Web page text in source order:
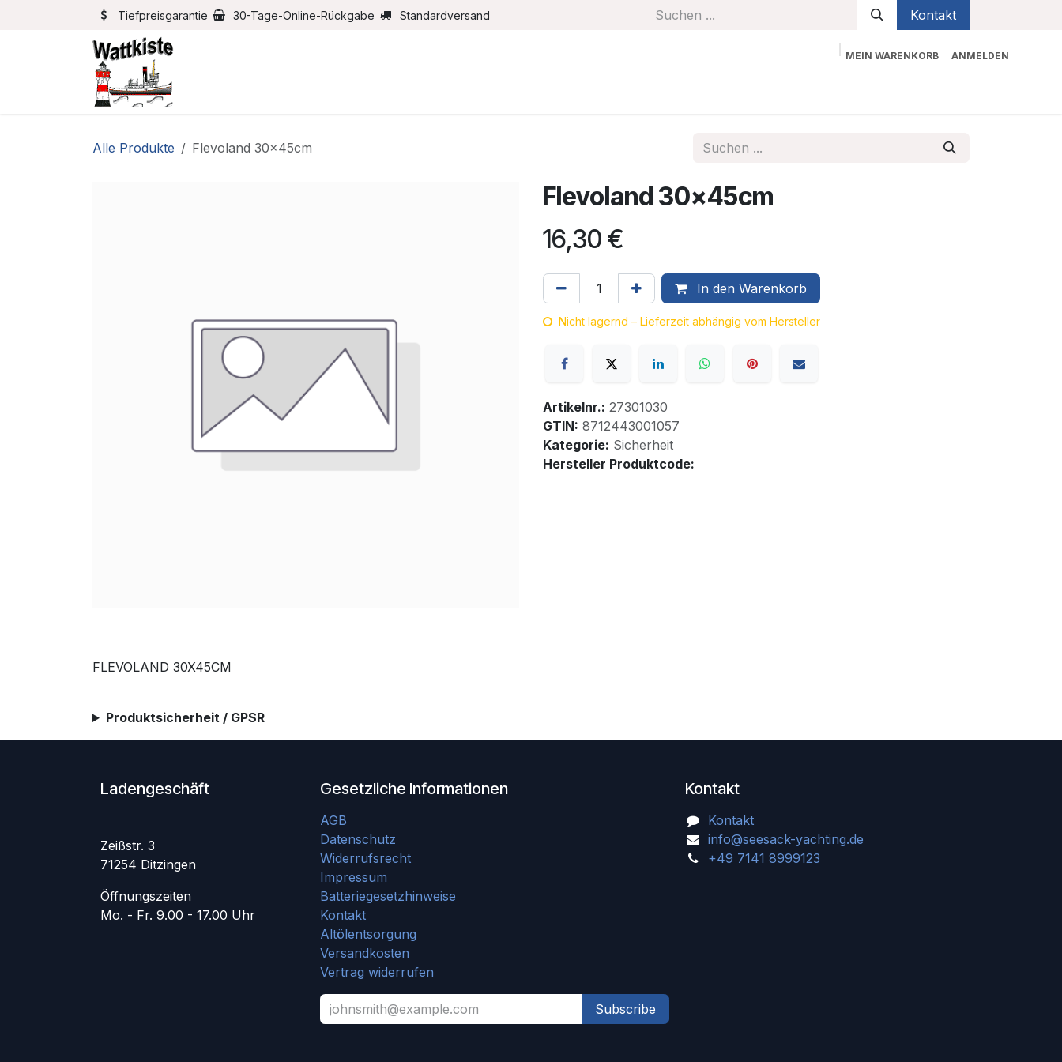
Zum Inhalt springenTiefpreisgarantie 30-Tage-Online-Rückgabe Standardversand Kontakt
MEIN WARENKORB ANMELDEN
Alle Produkte Flevoland 30x45cm
Flevoland 30x45cm
16,30 €
In den Warenkorb
Nicht lagernd – Lieferzeit abhängig vom Hersteller
Artikelnr.: 27301030
GTIN: 8712443001057
Kategorie: Sicherheit
Hersteller Produktcode:
FLEVOLAND 30X45CM
Produktsicherheit / GPSR
Ladengeschäft
Zeißstr. 3
71254 Ditzingen
Öffnungszeiten
Mo. - Fr. 9.00 - 17.00 Uhr
Kontakt
Kontakt
info@seesack-yachting.de
+49 7141 8999123
Gesetzliche Informationen
AGB
Datenschutz
Widerrufsrecht
Impressum
Batteriegesetzhinweise
Kontakt
Altölentsorgung
Versandkosten
Vertrag widerrufen
Subscribe